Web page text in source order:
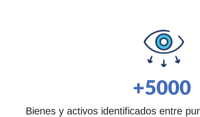
+5000
Bienes y activos identificados entre